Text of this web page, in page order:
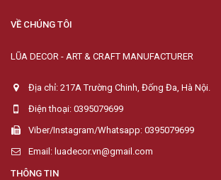
VỀ CHÚNG TÔI
LŨA DECOR - ART & CRAFT MANUFACTURER
Địa chỉ: 217A Trường Chinh, Đống Đa, Hà Nội.
Điện thoại: 0395079699
Viber/Instagram/Whatsapp: 0395079699
Email: luadecor.vn@gmail.com
THÔNG TIN